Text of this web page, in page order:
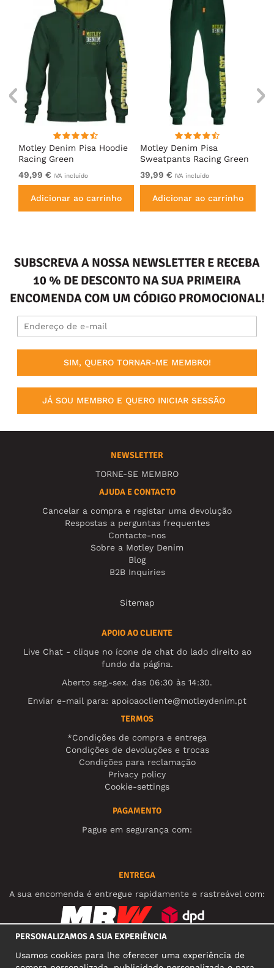
Motley Denim Pisa Hoodie
Racing Green
49,99 € IVA incluído
Adicionar ao carrinho
Motley Denim Pisa
Sweatpants Racing Green
39,99 € IVA incluído
Adicionar ao carrinho
SUBSCREVA A NOSSA NEWSLETTER E RECEBA
10 % DE DESCONTO NA SUA PRIMEIRA
ENCOMENDA COM UM CÓDIGO PROMOCIONAL!
SIM, QUERO TORNAR-ME MEMBRO!
JÁ SOU MEMBRO E QUERO INICIAR SESSÃO
NEWSLETTER
TORNE-SE MEMBRO
AJUDA E CONTACTO
Cancelar a compra e registar uma devolução
Respostas a perguntas frequentes
Contacte-nos
Sobre a Motley Denim
Blog
B2B Inquiries
Sitemap
APOIO AO CLIENTE
Live Chat - clique no ícone de chat do lado direito ao
fundo da página.
Aberto seg.-sex. das 06:30 às 14:30.
Enviar e-mail para: apoioaocliente@motleydenim.pt
TERMOS
*Condições de compra e entrega
Condições de devoluções e trocas
Condições para reclamação
Privacy policy
Cookie-settings
PAGAMENTO
Pague em segurança com:
ENTREGA
A sua encomenda é entregue rapidamente e rastreável com:
PERSONALIZAMOS A SUA EXPERIÊNCIA
Usamos cookies para lhe oferecer uma experiência de